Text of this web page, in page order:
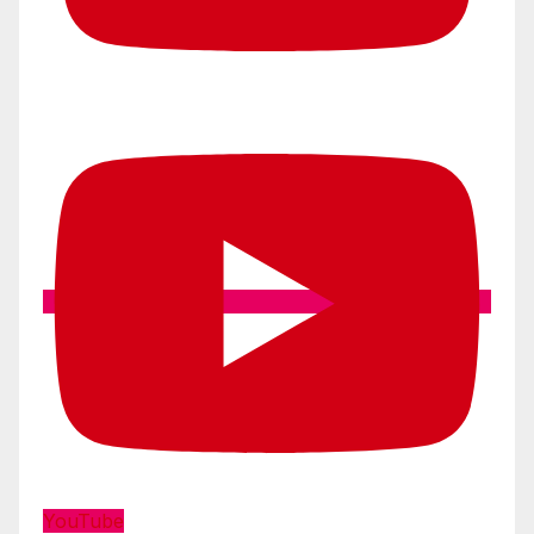
YouTube